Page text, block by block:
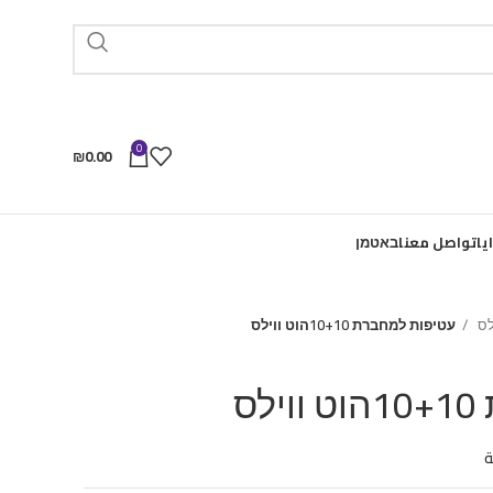
0
₪0.00
تواصل معناבאטמן
עטיפות למחברת 10+10הוט ווילס